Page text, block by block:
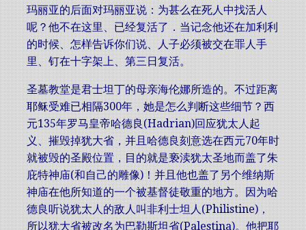
玛丽亚的后面对玛丽亚说：为甚么在死人中找活人
呢？他不在这里、已经复活了．当记念他还在加利利
的时候、怎样告诉你们说、人子必须被交在罪人手
里、钉在十字架上、第三日复活。
圣墓教堂是君士坦丁的母亲海伦娜所造的。不过距离
耶稣受难已相隔300年，她是怎么判断这些细节？西
元135年罗马皇帝哈德良(Hadrian)回应犹太人起
义、摧毁掉犹大省，并且哈德良刻意选在西元70年时
就被毁的圣殿位置，目的就是亵渎犹太圣地而盖了朱
庇特神庙(和自己的雕像)！并且他也盖了另个维纳斯
神庙在他所知道的一个被基督徒敬重的地方。因为哈
德良听说犹太人的敌人叫非利士坦人(Philistine)，
所以犹大省被改名为巴勒斯坦省(Palestina)。他把耶